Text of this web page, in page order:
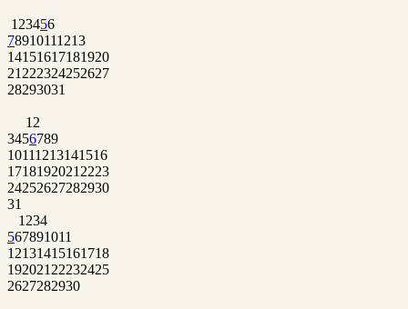
1 23456
78910111213
14151617181920
21 222324252627
28293031
1 2
3456789
10111213141516
1718192021 2223
24252627282930
31
1 234
567891011
12131415161718
192021 22232425
2627282930